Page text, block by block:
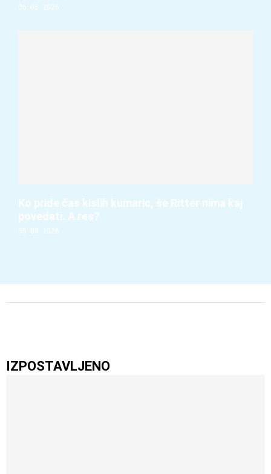
06. 08. 2026
Ko pride čas kislih kumaric, še Ritter nima kaj
povedati. A res?
05. 08. 2026
IZPOSTAVLJENO